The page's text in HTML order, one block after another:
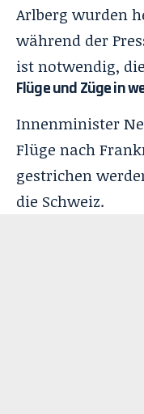
Arlberg wurden
während der
ist notwendig,
Flüge und Züge in
Innenminister
Flüge nach
gestrichen
die Schweiz.